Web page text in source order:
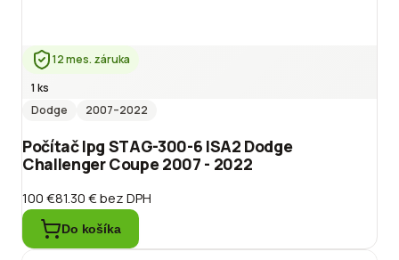
12 mes. záruka
1 ks
Dodge
2007–2022
Počítač lpg STAG-300-6 ISA2 Dodge
Challenger Coupe 2007 - 2022
100 €81.30 €bez DPH
Do košíka